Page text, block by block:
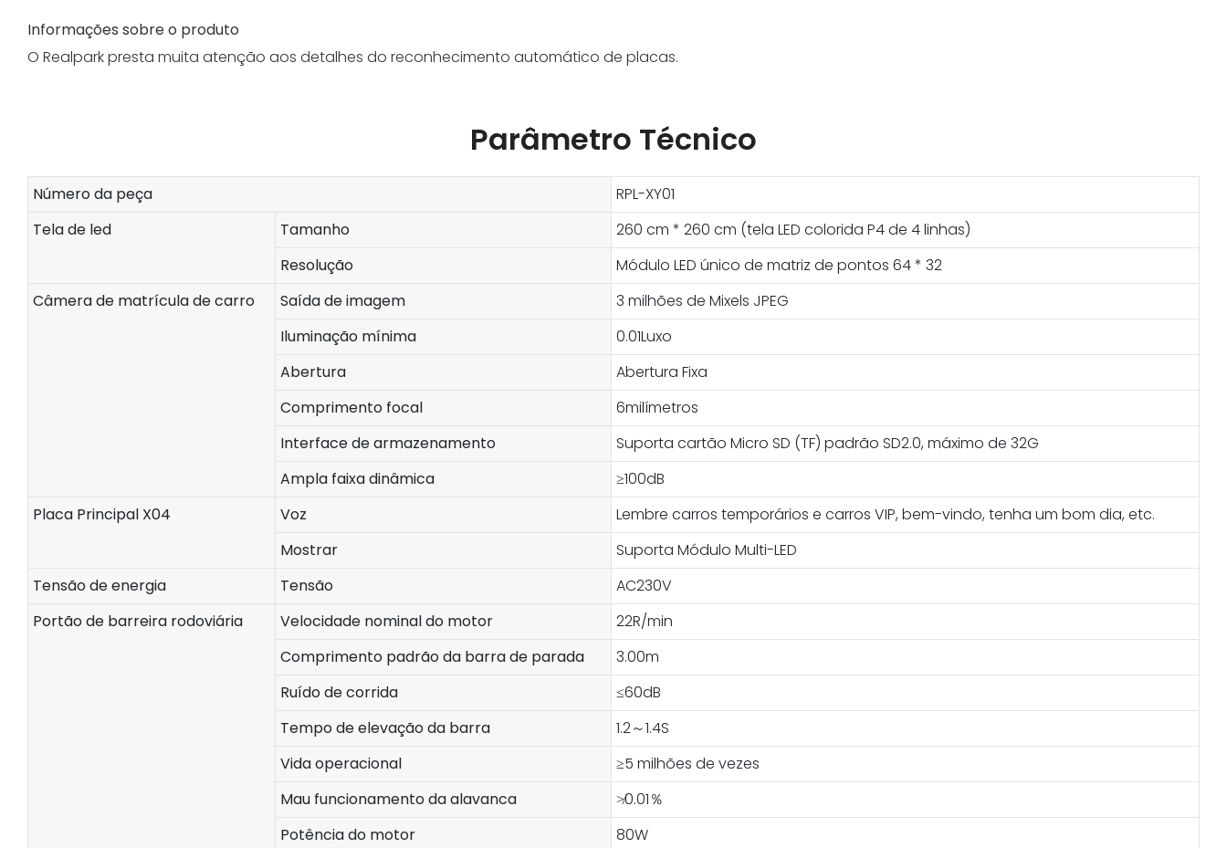
Informações sobre o produto
O Realpark presta muita atenção aos detalhes do reconhecimento automático de placas.
Parâmetro Técnico
Número da peça
RPL-XY01
Tela de led
Tamanho
260 cm * 260 cm (tela LED colorida P4 de 4 linhas)
Resolução
Módulo LED único de matriz de pontos 64 * 32
Câmera de matrícula de carro
Saída de imagem
3 milhões de Mixels JPEG
Iluminação mínima
0.01Luxo
Abertura
Abertura Fixa
Comprimento focal
6milímetros
Interface de armazenamento
Suporta cartão Micro SD (TF) padrão SD2.0, máximo de 32G
Ampla faixa dinâmica
≥100dB
Placa Principal X04
Voz
Lembre carros temporários e carros VIP, bem-vindo, tenha um bom dia, etc.
Mostrar
Suporta Módulo Multi-LED
Tensão de energia
Tensão
AC230V
Portão de barreira rodoviária
Velocidade nominal do motor
22R/min
Comprimento padrão da barra de parada
3.00m
Ruído de corrida
≤60dB
Tempo de elevação da barra
1.2～1.4S
Vida operacional
≥5 milhões de vezes
Mau funcionamento da alavanca
≯0.01％
Potência do motor
80W